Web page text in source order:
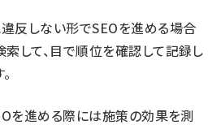
反しない形でSEOを進める場合
索して、目で順位を確認して記録し
を進める際には施策の効果を測